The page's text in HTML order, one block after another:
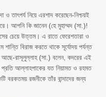
তাৎপর্য নিয়ে এরশাদ করেছেন-নিশ্চয়ই
আপনি কি জানেন (হে মুহাম্মদ (সা.)!
চেয়ে উত্তম। এ রাতে ফেরেশতারা ও
শান্তি বিরাজ করতে থাকে সূর্যোদয় পর্যন্ত
রাসূলুল্লাহ (সা.) বলেন, কদরের এই
প্রতি আল্লাহপাকের যত নিয়ামত ও রহমত
বরকতময় রজনীকে তাঁর বান্দাদের জন্য